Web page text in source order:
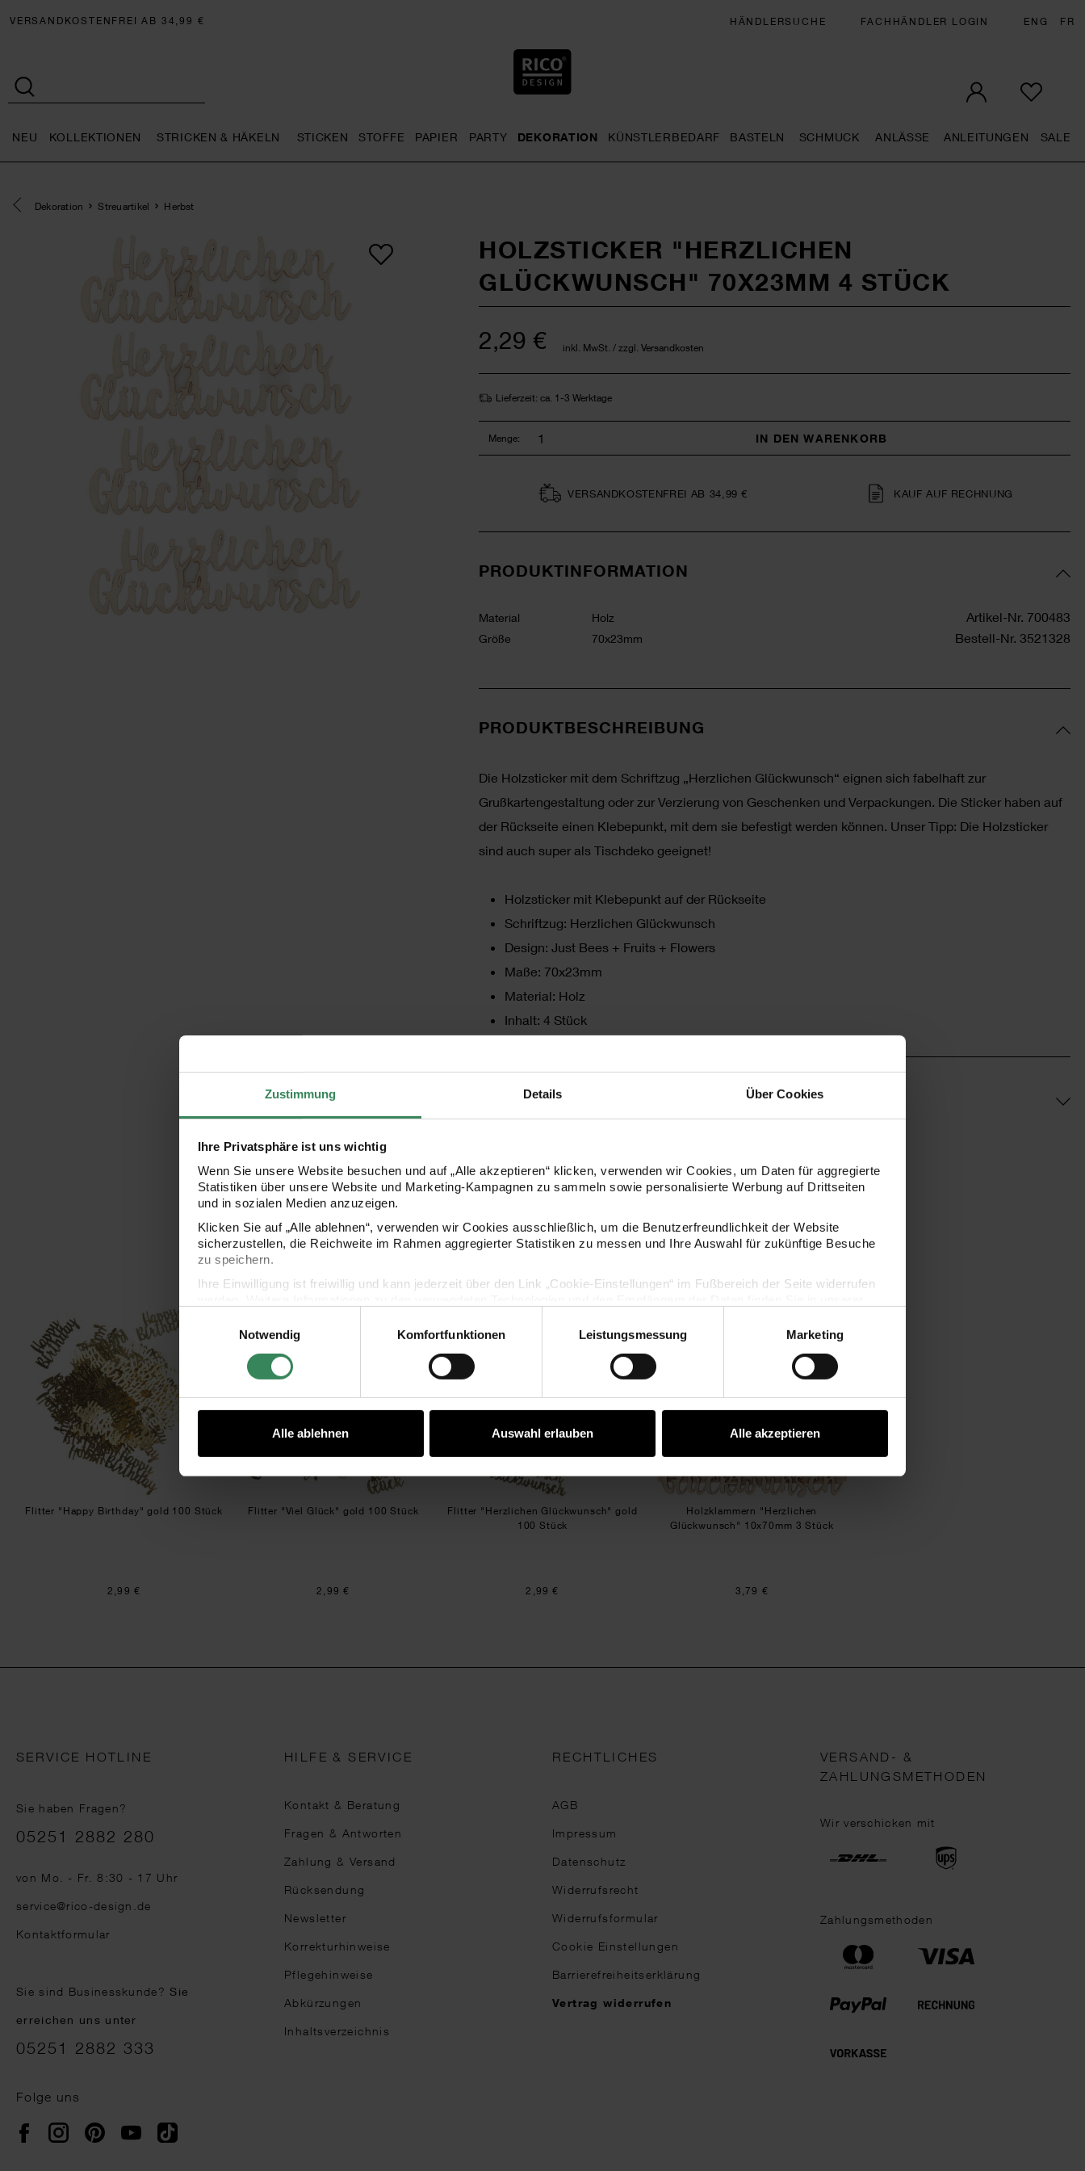
Zustimmung Details Über Cookies
Ihre Privatsphäre ist uns wichtig
Wenn Sie unsere Website besuchen und auf „Alle akzeptieren“ klicken, verwenden wir Cookies, um Daten für aggregierte
Statistiken über unsere Website und Marketing-Kampagnen zu sammeln sowie personalisierte Werbung auf Drittseiten
und in sozialen Medien anzuzeigen.
Klicken Sie auf „Alle ablehnen“, verwenden wir Cookies ausschließlich, um die Benutzerfreundlichkeit der Website
sicherzustellen, die Reichweite im Rahmen aggregierter Statistiken zu messen und Ihre Auswahl für zukünftige Besuche
zu speichern.
Ihre Einwilligung ist freiwillig und kann jederzeit über den Link „Cookie-Einstellungen“ im Fußbereich der Seite widerrufen
Impressum
Datenschutz Vertrag widerrufen
Notwendig
Komfortfunktionen Leistungsmessung Marketing
Alle ablehnen Auswahl erlauben Alle akzeptieren
VERSANDKOSTENFREI AB 34,99 € HÄNDLERSUCHE FACHHÄNDLER LOGIN ENG FR
NEU KOLLEKTIONEN STRICKEN & HÄKELN STICKEN STOFFE PAPIER PARTY DEKORATION KÜNSTLERBEDARF BASTELN SCHMUCK ANLÄSSE ANLEITUNGEN SALE
Eine Kategorie zurück navigieren
Dekoration Streuartikel Herbst
HOLZSTICKER "HERZLICHEN
GLÜCKWUNSCH" 70X23MM 4 STÜCK
2,29 € inkl. MwSt. / zzgl. Versandkosten
Lieferzeit: ca. 1-3 Werktage
Menge: IN DEN WARENKORB
VERSAND­KOSTEN­FREI AB 34,99 € KAUF AUF RECHNUNG
PRODUKTINFORMATION
Material
Holz
Größe
70x23mm
Artikel-Nr. 700483
Bestell-Nr. 3521328
PRODUKTBESCHREIBUNG
Die Holzsticker mit dem Schriftzug „Herzlichen Glückwunsch“ eignen sich fabelhaft zur
Grußkartengestaltung oder zur Verzierung von Geschenken und Verpackungen. Die Sticker haben auf
der Rückseite einen Klebepunkt, mit dem sie befestigt werden können. Unser Tipp: Die Holzsticker
sind auch super als Tischdeko geeignet!
Holzsticker mit Klebepunkt auf der Rückseite
Schriftzug: Herzlichen Glückwunsch
Design: Just Bees + Fruits + Flowers
Maße: 70x23mm
Material: Holz
Inhalt: 4 Stück
HERSTELLER
Flitter "Happy Birthday" gold 100 Stück
Flitter "Happy Birthday" gold 100 Stück
2,99 €
Flitter "Viel Glück" gold 100 Stück
Flitter "Viel Glück" gold 100 Stück
2,99 €
Flitter "Herzlichen Glückwunsch" gold 100 Stück
Flitter "Herzlichen Glückwunsch" gold
100 Stück
2,99 €
Holzklammern "Herzlichen Glückwunsch" 10x70mm 3
Holzklammern "Herzlichen
Glückwunsch" 10x70mm 3 Stück
3,79 €
SERVICE HOTLINE
Sie haben Fragen?
Telefonnummer
05251 2882 280
von Mo. - Fr. 8:30 - 17 Uhr
service@rico-design.de
Kontaktformular
Sie sind Businesskunde?Sie
erreichen uns unter
05251 2882 333
Folge uns
FacebookInstagramPinterestYouTubeTikTok
HILFE & SERVICE
Kontakt & Beratung
Fragen & Antworten
Zahlung & Versand
Rücksendung
Newsletter
Korrekturhinweise
Pflegehinweise
Abkürzungen
Inhaltsverzeichnis
RECHTLICHES
AGB
Impressum
Datenschutz
Widerrufsrecht
Widerrufsformular
Cookie Einstellungen
Barrierefreiheitserklärung
Vertrag widerrufen
VERSAND- &
ZAHLUNGSMETHODEN
Wir verschicken mit
Zahlungsmethoden